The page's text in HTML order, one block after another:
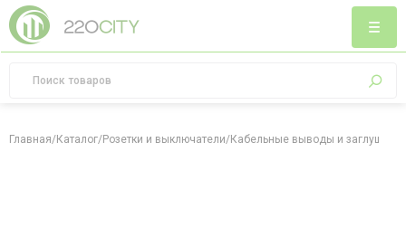
Главная/Каталог/Розетки и выключатели/Кабельные выводы и заглушки